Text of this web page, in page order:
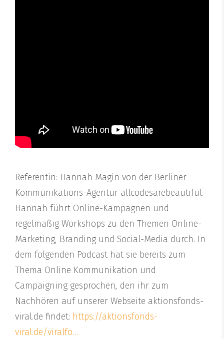
Referentin: Hannah Magin von der Berliner
Kommunikations-Agentur allcodesarebeautiful.
Hannah führt Online-Kampagnen und
regelmäßig Workshops zu den Themen Online-
Marketing, Branding und Social-Media durch. In
dem folgenden Podcast hat sie bereits zum
Thema Online Kommunikation und
Campaigning gesprochen, den ihr zum
Nachhören auf unserer Webseite aktionsfonds-
viral.de findet: https://aktionsfonds-
viral.de/viralfo…